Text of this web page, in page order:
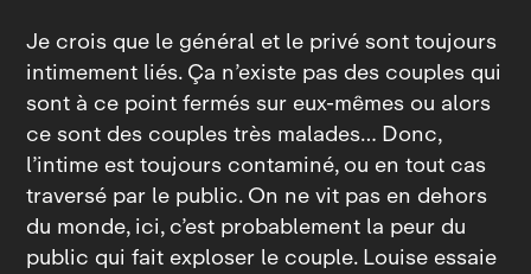
Je crois que le général et le privé sont toujours
intimement liés. Ça n’existe pas des couples qui
sont à ce point fermés sur eux‑mêmes ou alors
ce sont des couples très malades… Donc,
l’intime est toujours contaminé, ou en tout cas
traversé par le public. On ne vit pas en dehors
du monde, ici, c’est probablement la peur du
public qui fait exploser le couple. Louise essaie